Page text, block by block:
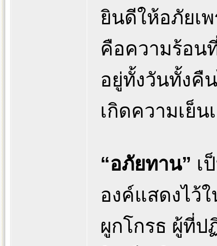
ยินดีให้อภัยเ
คือความร้อน
อยู่ทั้งวันทั้งคื
เกิดความเย็
“อภัยทาน” เ
องค์แสดงไว้
ผูกโกรธ ผู้ที่